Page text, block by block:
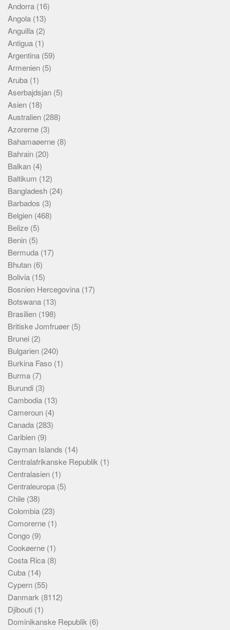
Andorra (16)
Angola (13)
Anguilla (2)
Antigua (1)
Argentina (59)
Armenien (5)
Aruba (1)
Aserbajdsjan (5)
Asien (18)
Australien (288)
Azorerne (3)
Bahamaøerne (8)
Bahrain (20)
Balkan (4)
Baltikum (12)
Bangladesh (24)
Barbados (3)
Belgien (468)
Belize (5)
Benin (5)
Bermuda (17)
Bhutan (6)
Bolivia (15)
Bosnien Hercegovina (17)
Botswana (13)
Brasilien (198)
Britiske Jomfruøer (5)
Brunei (2)
Bulgarien (240)
Burkina Faso (1)
Burma (7)
Burundi (3)
Cambodia (13)
Cameroun (4)
Canada (283)
Caribien (9)
Cayman Islands (14)
Centralafrikanske Republik (1)
Centralasien (1)
Centraleuropa (5)
Chile (38)
Colombia (23)
Comorerne (1)
Congo (9)
Cookøerne (1)
Costa Rica (8)
Cuba (14)
Cypern (55)
Danmark (8112)
Djibouti (1)
Dominikanske Republik (6)